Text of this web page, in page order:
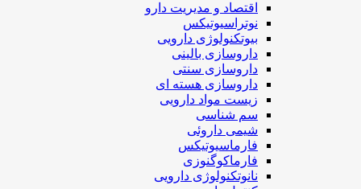
اقتصاد و مديريت دارو
نوتراسیوتیکس
بيوتكنولوژی دارویی
داروسازی بالينی
داروسازی سنتی
داروسازی هسته ای
زیست مواد دارویی
سم شناسی
شيمی داروئی
فارماسيوتيكس
فارماكوگنوزی
نانوتکنولوژی دارویی